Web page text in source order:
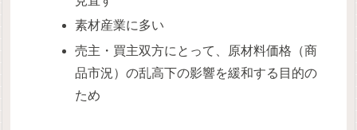
素材産業に多い
売主・買主双方にとって、原材料価格（商
品市況）の乱高下の影響を緩和する目的の
ため